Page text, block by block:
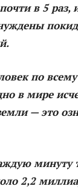
в 5 раз,
по
в мире
— это
минуту
2,2